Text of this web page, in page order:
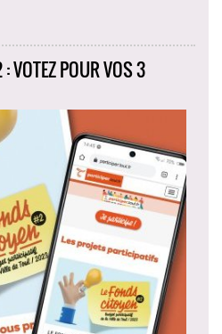
VOTEZ POUR VOS 3